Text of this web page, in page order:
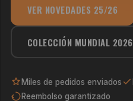
VER NOVEDADES 25/26
COLECCIÓN MUNDIAL 2026
Miles de pedidos enviados
Reembolso garantizado